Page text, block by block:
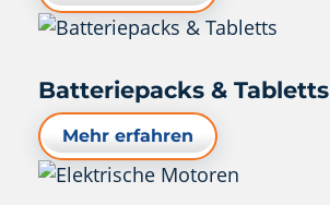
Batteriepacks & Tabletts
Mehr erfahren